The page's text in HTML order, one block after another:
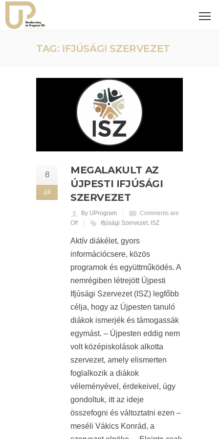
TAG: IFJÚSÁGI SZERVEZET
8
júl
MEGALAKULT AZ
ÚJPESTI IFJÚSÁGI
SZERVEZET
By UProgram
Comments are
Off
Ifjúsági Szervezet, ISZ
Aktív diákélet, gyors
információcsere, közös
programok és együttműködés. A
nemrégiben létrejött Újpesti
Ifjúsági Szervezet (ISZ) legfőbb
célja, hogy az Újpesten tanuló
diákok ismerjék és támogassák
egymást. – Újpesten eddig nem
volt középiskolások alkotta
szervezet, amely elismerten
foglalkozik a diákok
véleményével, érdekeivel, úgy
gondoltuk, itt az ideje
összefogni és változtatni ezen –
meséli Vákics Konrád, a